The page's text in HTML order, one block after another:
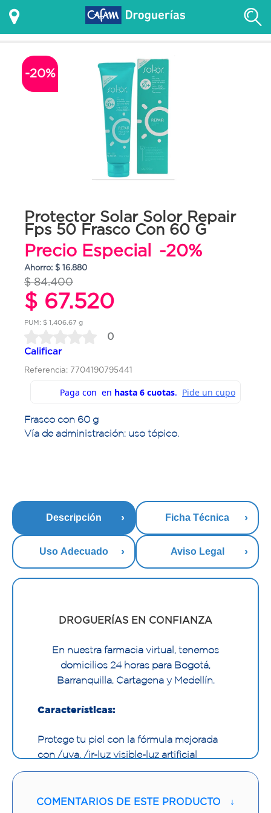
-20%
Protector Solar Solor Repair
Fps 50 Frasco Con 60 G
Precio Especial -20%
Ahorro: $ 16.880
$ 84.400
$ 67.520
PUM: $ 1,406.67 g
0
Calificar
Referencia: 7704190795441
Frasco con 60 g
Vía de administración: uso tópico.
Descripción Ficha Técnica
Uso Adecuado Aviso Legal
DROGUERÍAS EN CONFIANZA
En nuestra farmacia virtual, tenemos
domicilios 24 horas para Bogotá,
Barranquilla, Cartagena y Medellín.
Características:
Protege tu piel con la fórmula mejorada
con /uva, /ir-luz visible-luz artificial
espectro que previene los daños
COMENTARIOS DE ESTE PRODUCTO ↓